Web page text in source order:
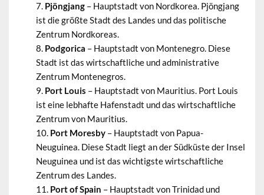
Pjöngjang– Hauptstadt von Nordkorea. Pjöngjang
ist die größte Stadt des Landes und das politische
Zentrum Nordkoreas.
Podgorica – Hauptstadt von Montenegro. Diese
Stadt ist das wirtschaftliche und administrative
Zentrum Montenegros.
Port Louis – Hauptstadt von Mauritius. Port Louis
ist eine lebhafte Hafenstadt und das wirtschaftliche
Zentrum von Mauritius.
Port Moresby– Hauptstadt von Papua-
Neuguinea. Diese Stadt liegt an der Südküste der Insel
Neuguinea und ist das wichtigste wirtschaftliche
Zentrum des Landes.
Port of Spain – Hauptstadt von Trinidad und